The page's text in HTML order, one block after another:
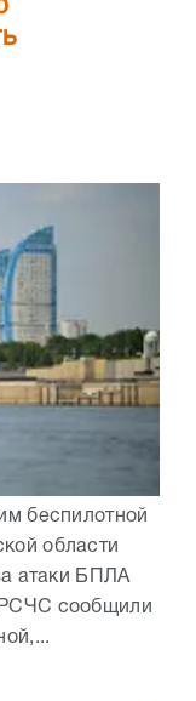
беспилотной
области
атаки БПЛА
РСЧС сообщили